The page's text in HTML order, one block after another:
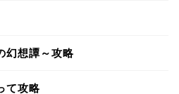
幻想譚～攻略
て攻略